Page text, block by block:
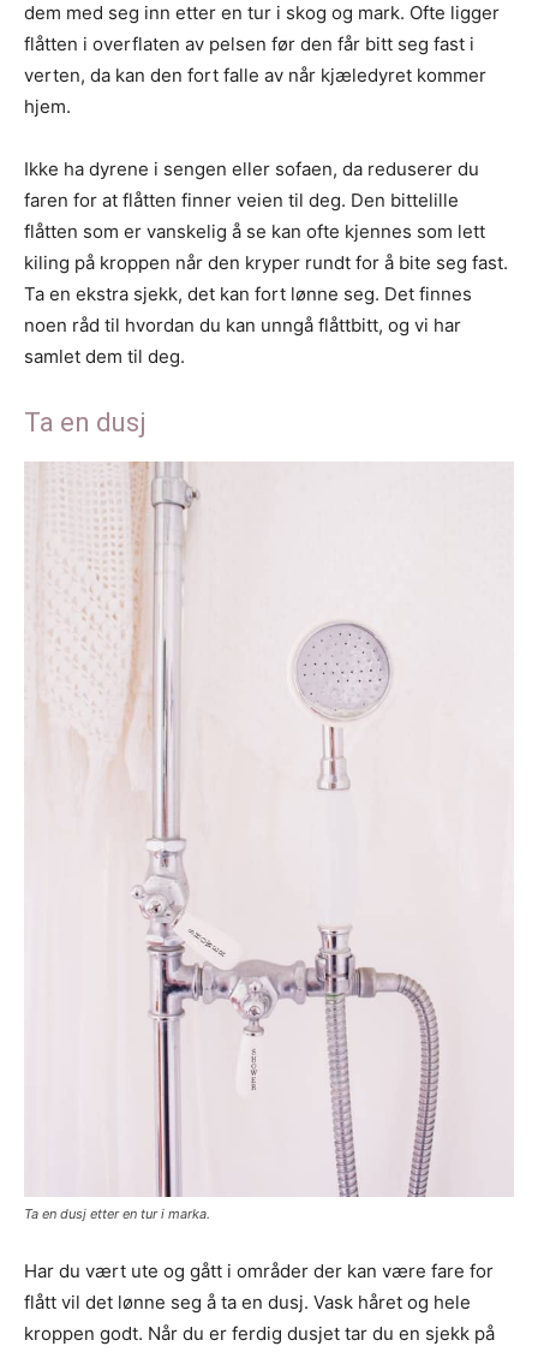
dem med seg inn etter en tur i skog og mark. Ofte ligger
flåtten i overflaten av pelsen før den får bitt seg fast i
verten, da kan den fort falle av når kjæledyret kommer
hjem.
Ikke ha dyrene i sengen eller sofaen, da reduserer du
faren for at flåtten finner veien til deg. Den bittelille
flåtten som er vanskelig å se kan ofte kjennes som lett
kiling på kroppen når den kryper rundt for å bite seg fast.
Ta en ekstra sjekk, det kan fort lønne seg. Det finnes
noen råd til hvordan du kan unngå flåttbitt, og vi har
samlet dem til deg.
Ta en dusj
Ta en dusj etter en tur i marka.
Har du vært ute og gått i områder der kan være fare for
flått vil det lønne seg å ta en dusj. Vask håret og hele
kroppen godt. Når du er ferdig dusjet tar du en sjekk på